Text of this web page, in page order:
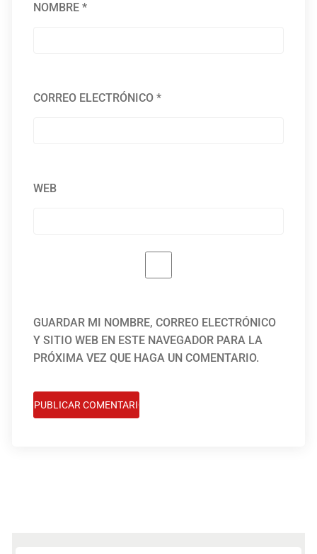
NOMBRE*
CORREO ELECTRÓNICO*
WEB
GUARDAR MI NOMBRE, CORREO ELECTRÓNICO
Y SITIO WEB EN ESTE NAVEGADOR PARA LA
PRÓXIMA VEZ QUE HAGA UN COMENTARIO.